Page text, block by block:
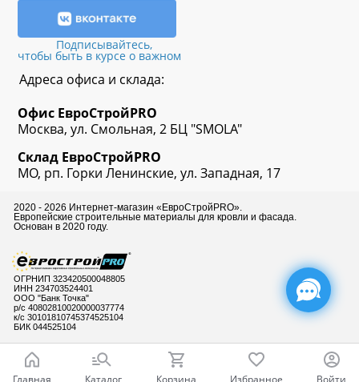
Подписывайтесь,
чтобы быть в курсе о важном
Адреса офиса и склада:
Офис ЕвроСтройPRO
Москва, ул. Смольная, 2 БЦ "SMOLA"
Склад ЕвроСтройPRO
МО, рп. Горки Ленинские, ул. Западная, 17
2020 - 2026 Интернет-магазин «ЕвроСтройPRO».
Европейские строительные материалы для кровли и фасада.
Основан в 2020 году.
ОГРНИП 323420500048805
ИНН 234703524401
ООО "Банк Точка"
р/с 40802810020000037774
к/с 30101810745374525104
БИК 044525104
Главная Каталог Корзина Избранное Войти